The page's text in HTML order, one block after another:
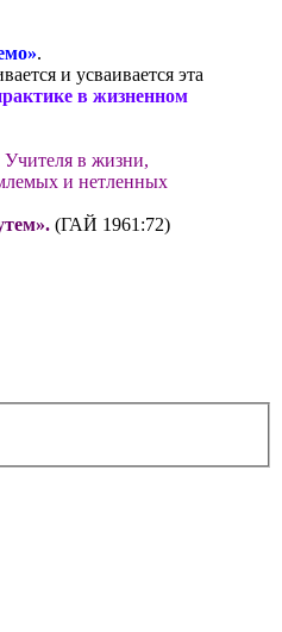
.
и усваивается эта
в жизненном
Учителя в жизни,
и нетленных
(ГАЙ 1961:72)